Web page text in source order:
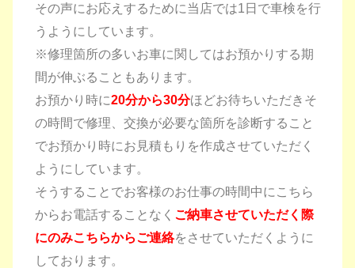
その声にお応えするために当店では1日で車検を行
うようにしています。
※修理箇所の多いお車に関してはお預かりする期
間が伸ぶることもあります。
お預かり時に20分から30分ほどお待ちいただきそ
の時間で修理、交換が必要な箇所を診断すること
でお預かり時にお見積もりを作成させていただく
ようにしています。
そうすることでお客様のお仕事の時間中にこちら
からお電話することなく ご納車させていただく際
にのみこちらからご連絡をさせていただくように
しております。